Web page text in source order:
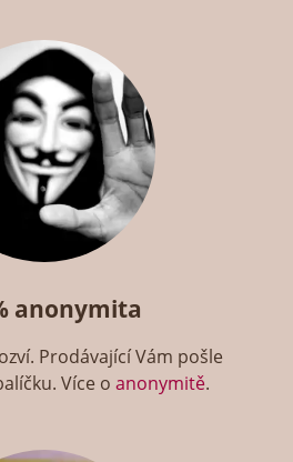
anonymita
Prodávající Vám pošle
Více oanonymitě.